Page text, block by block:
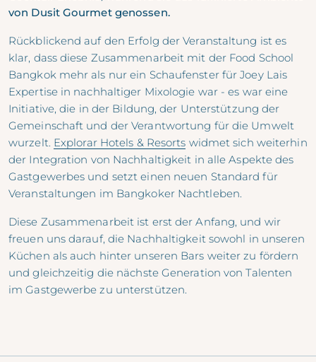
von Dusit Gourmet genossen.
Rückblickend auf den Erfolg der Veranstaltung ist es
klar, dass diese Zusammenarbeit mit der Food School
Bangkok mehr als nur ein Schaufenster für Joey Lais
Expertise in nachhaltiger Mixologie war - es war eine
Initiative, die in der Bildung, der Unterstützung der
Gemeinschaft und der Verantwortung für die Umwelt
wurzelt. Explorar Hotels & Resorts widmet sich weiterhin
der Integration von Nachhaltigkeit in alle Aspekte des
Gastgewerbes und setzt einen neuen Standard für
Veranstaltungen im Bangkoker Nachtleben.
Diese Zusammenarbeit ist erst der Anfang, und wir
freuen uns darauf, die Nachhaltigkeit sowohl in unseren
Küchen als auch hinter unseren Bars weiter zu fördern
und gleichzeitig die nächste Generation von Talenten
im Gastgewerbe zu unterstützen.